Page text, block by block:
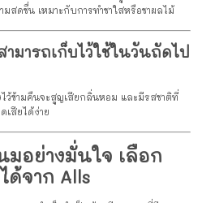
สดชื่น เหมาะกับการทำชาใสหรือชาผลไม้
มารถเก็บไว้ใช้ในวันถัดไป
ไว้ข้ามคืนจะสูญเสียกลิ่นหอม และมีรสชาติที่
เสียได้ง่าย
มอย่างมั่นใจ เลือก
ด้จาก Alls